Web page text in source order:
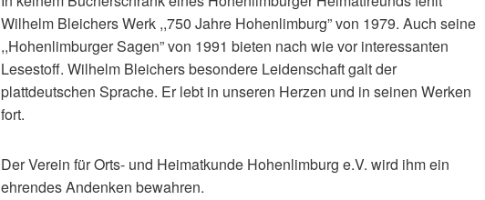
Wilhelm Bleichers Werk ,,750 Jahre Hohenlimburg” von 1979. Auch seine
,,Hohenlimburger Sagen” von 1991 bieten nach wie vor interessanten
Lesestoff. Wilhelm Bleichers besondere Leidenschaft galt der
plattdeutschen Sprache. Er lebt in unseren Herzen und in seinen Werken
fort.
Der Verein für Orts- und Heimatkunde Hohenlimburg e.V. wird ihm ein
ehrendes Andenken bewahren.